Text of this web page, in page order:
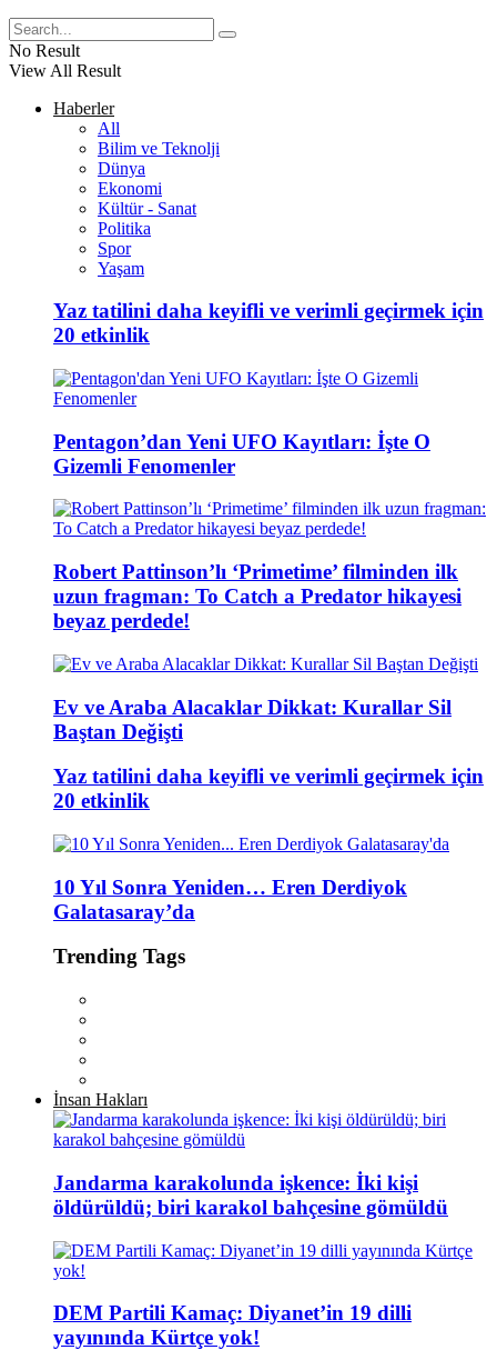
No Result
View All Result
Haberler
All
Bilim ve Teknolji
Dünya
Ekonomi
Kültür - Sanat
Politika
Spor
Yaşam
Yaz tatilini daha keyifli ve verimli geçirmek için
20 etkinlik
Pentagon’dan Yeni UFO Kayıtları: İşte O
Gizemli Fenomenler
Robert Pattinson’lı ‘Primetime’ filminden ilk
uzun fragman: To Catch a Predator hikayesi
beyaz perdede!
Ev ve Araba Alacaklar Dikkat: Kurallar Sil
Baştan Değişti
Yaz tatilini daha keyifli ve verimli geçirmek için
20 etkinlik
10 Yıl Sonra Yeniden… Eren Derdiyok
Galatasaray’da
Trending Tags
İnsan Hakları
Jandarma karakolunda işkence: İki kişi
öldürüldü; biri karakol bahçesine gömüldü
DEM Partili Kamaç: Diyanet’in 19 dilli
yayınında Kürtçe yok!